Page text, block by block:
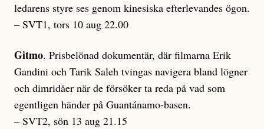
ledarens styre ses genom kinesiska efterlevandes ögon.
– SVT1, tors 10 aug 22.00
Gitmo. Prisbelönad dokumentär, där filmarna Erik
Gandini och Tarik Saleh tvingas navigera bland lögner
och dimridåer när de försöker ta reda på vad som
egentligen händer på Guantánamo-basen.
– SVT2, sön 13 aug 21.15